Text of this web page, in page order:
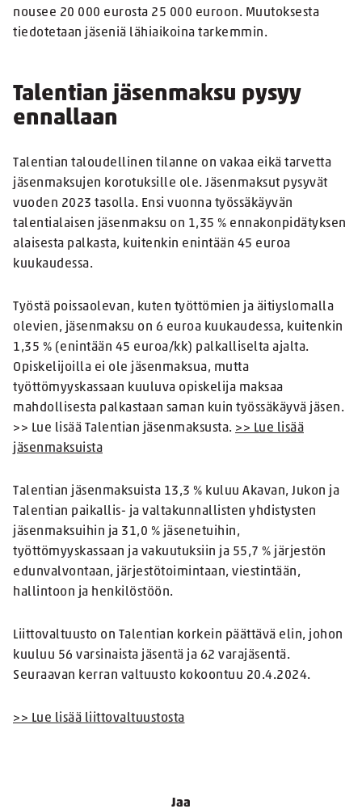
nousee 20 000 eurosta 25 000 euroon. Muutoksesta
tiedotetaan jäseniä lähiaikoina tarkemmin.
Talentian jäsenmaksu pysyy
ennallaan
Talentian taloudellinen tilanne on vakaa eikä tarvetta
jäsenmaksujen korotuksille ole. Jäsenmaksut pysyvät
vuoden 2023 tasolla. Ensi vuonna työssäkäyvän
talentialaisen jäsenmaksu on 1,35 % ennakonpidätyksen
alaisesta palkasta, kuitenkin enintään 45 euroa
kuukaudessa.
Työstä poissaolevan, kuten työttömien ja äitiyslomalla
olevien, jäsenmaksu on 6 euroa kuukaudessa, kuitenkin
1,35 % (enintään 45 euroa/kk) palkalliselta ajalta.
Opiskelijoilla ei ole jäsenmaksua, mutta
työttömyyskassaan kuuluva opiskelija maksaa
mahdollisesta palkastaan saman kuin työssäkäyvä jäsen.
>> Lue lisää Talentian jäsenmaksusta. >> Lue lisää
jäsenmaksuista
Talentian jäsenmaksuista 13,3 % kuluu Akavan, Jukon ja
Talentian paikallis- ja valtakunnallisten yhdistysten
jäsenmaksuihin ja 31,0 % jäsenetuihin,
työttömyyskassaan ja vakuutuksiin ja 55,7 % järjestön
edunvalvontaan, järjestötoimintaan, viestintään,
hallintoon ja henkilöstöön.
Liittovaltuusto on Talentian korkein päättävä elin, johon
kuuluu 56 varsinaista jäsentä ja 62 varajäsentä.
Seuraavan kerran valtuusto kokoontuu 20.4.2024.
>> Lue lisää liittovaltuustosta
Jaa